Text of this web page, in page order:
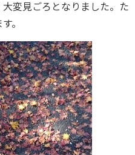
変見ごろとなりました。た
。